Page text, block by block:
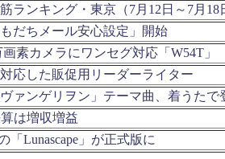
ランキング・東京（7月12日～7月18
だちメール安心設定」開始
素カメラにワンセグ対応「W54T」
応した販促用リーダーライター
ァンゲリヲン」テーマ曲、着うたで
は増収増益
「Lunascape」が正式版に